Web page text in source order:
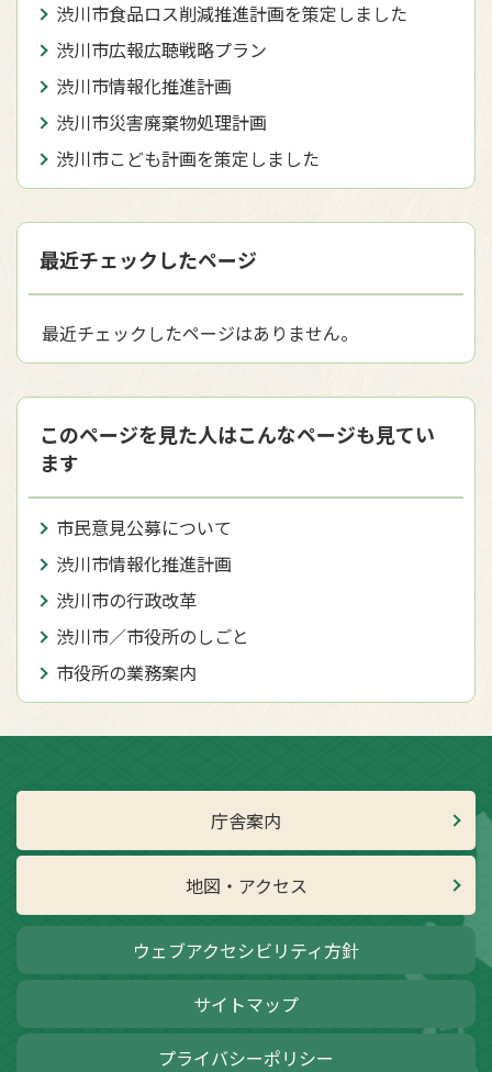
渋川市食品ロス削減推進計画を策定しました
渋川市広報広聴戦略プラン
渋川市情報化推進計画
渋川市災害廃棄物処理計画
渋川市こども計画を策定しました
最近チェックしたページ
最近チェックしたページはありません。
このページを見た人はこんなページも見てい
ます
市民意見公募について
渋川市情報化推進計画
渋川市の行政改革
渋川市／市役所のしごと
市役所の業務案内
庁舎案内
地図・アクセス
ウェブアクセシビリティ方針
サイトマップ
プライバシーポリシー